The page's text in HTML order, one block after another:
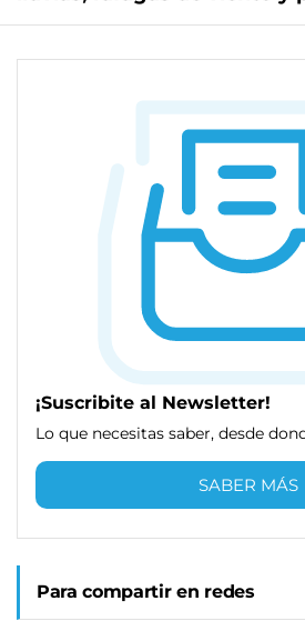
¡Suscribite al Newsletter!
Lo que necesitas saber, desde
SABER MÁS
Para compartir en redes